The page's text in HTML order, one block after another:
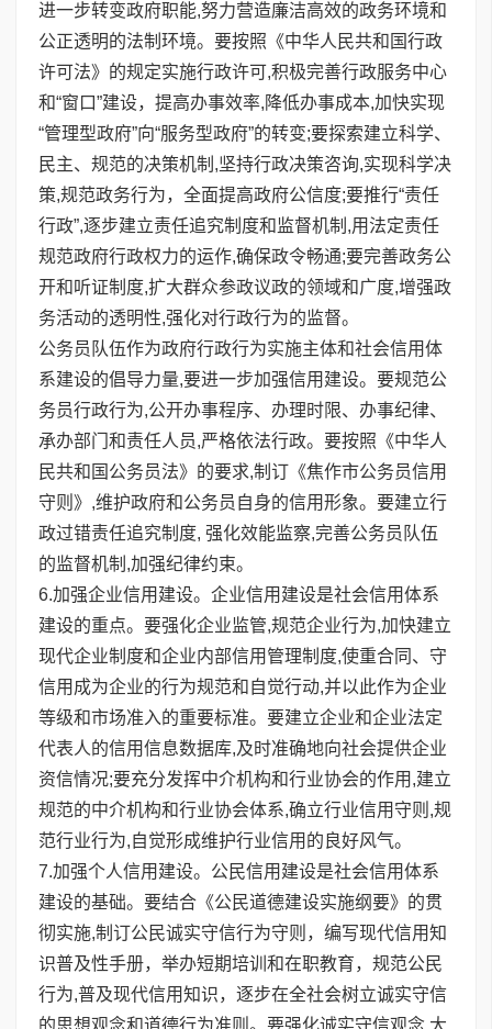
进一步转变政府职能,努力营造廉洁高效的政务环境和
公正透明的法制环境。要按照《中华人民共和国行政
许可法》的规定实施行政许可,积极完善行政服务中心
和“窗口”建设，提高办事效率,降低办事成本,加快实现
“管理型政府”向“服务型政府”的转变;要探索建立科学、
民主、规范的决策机制,坚持行政决策咨询,实现科学决
策,规范政务行为，全面提高政府公信度;要推行“责任
行政”,逐步建立责任追究制度和监督机制,用法定责任
规范政府行政权力的运作,确保政令畅通;要完善政务公
开和听证制度,扩大群众参政议政的领域和广度,增强政
务活动的透明性,强化对行政行为的监督。
公务员队伍作为政府行政行为实施主体和社会信用体
系建设的倡导力量,要进一步加强信用建设。要规范公
务员行政行为,公开办事程序、办理时限、办事纪律、
承办部门和责任人员,严格依法行政。要按照《中华人
民共和国公务员法》的要求,制订《焦作市公务员信用
守则》,维护政府和公务员自身的信用形象。要建立行
政过错责任追究制度, 强化效能监察,完善公务员队伍
的监督机制,加强纪律约束。
6.加强企业信用建设。企业信用建设是社会信用体系
建设的重点。要强化企业监管,规范企业行为,加快建立
现代企业制度和企业内部信用管理制度,使重合同、守
信用成为企业的行为规范和自觉行动,并以此作为企业
等级和市场准入的重要标准。要建立企业和企业法定
代表人的信用信息数据库,及时准确地向社会提供企业
资信情况;要充分发挥中介机构和行业协会的作用,建立
规范的中介机构和行业协会体系,确立行业信用守则,规
范行业行为,自觉形成维护行业信用的良好风气。
7.加强个人信用建设。公民信用建设是社会信用体系
建设的基础。要结合《公民道德建设实施纲要》的贯
彻实施,制订公民诚实守信行为守则，编写现代信用知
识普及性手册，举办短期培训和在职教育，规范公民
行为,普及现代信用知识，逐步在全社会树立诚实守信